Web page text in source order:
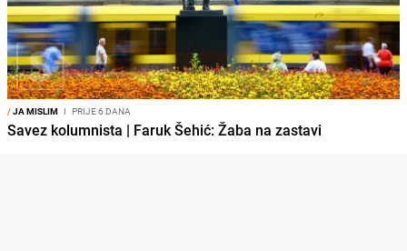
/JA MISLIM I PRIJE 6 DANA
Savez kolumnista | Faruk Šehić: Žaba na zastavi